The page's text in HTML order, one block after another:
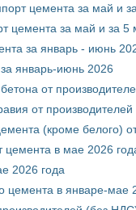
цемента за май и
цемента за май и за
за январь - июнь
январь-июнь 2026
от
от
(кроме белого)
в мае 2026
2026 года
цемента в январе-мае